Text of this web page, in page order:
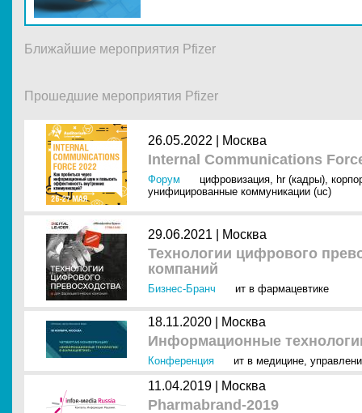
Ближайшие мероприятия Pfizer
Прошедшие мероприятия Pfizer
26.05.2022 | Москва
Internal Communications
Форум цифровизация, hr (кадры),
унифицированные коммуникации (uc)
29.06.2021 | Москва
Технологии цифрового
компаний
Бизнес-Бранч ит в фармацевтике
18.11.2020 | Москва
Информационные
Конференция ит в медицине,
11.04.2019 | Москва
Pharmabrand-2019